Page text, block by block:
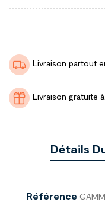
Livraison partout
Livraison gratuite
Détails
Référence